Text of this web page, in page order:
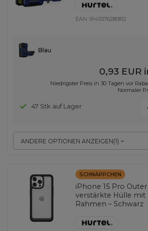
EAN:9145576280812
ANDERE OPTIONEN ANZEIGEN(1)
Blau
0,93 EUR
Niedrigster Preis in 30 Tagen vor
Normaler
47 Stk auf Lager
SCHNÄPPCHEN
iPhone 15 Pro
verstärkte Hülle mit
Rahmen – Schwarz